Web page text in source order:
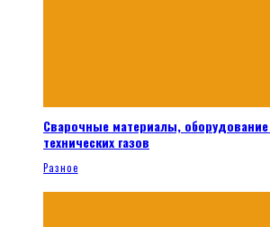
Сварочные материалы,
технических газов
Разное